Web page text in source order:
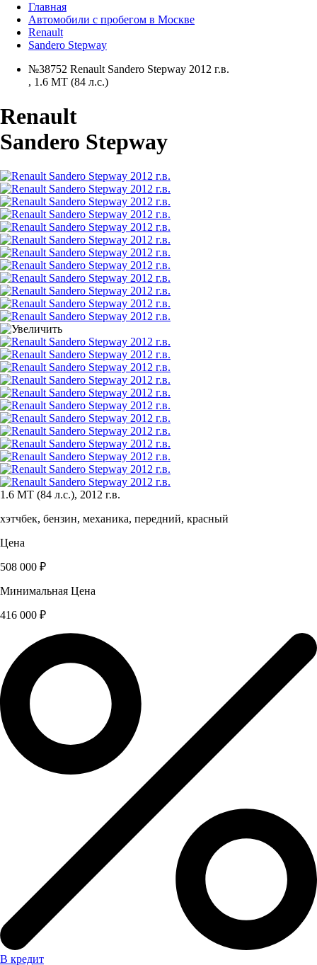
Главная
Автомобили с пробегом в Москве
Renault
Sandero Stepway
№38752 Renault Sandero Stepway 2012 г.в.
, 1.6 MT (84 л.с.)
Renault
Sandero Stepway
1.6 MT (84 л.с.), 2012 г.в.
хэтчбек, бензин, механика, передний, красный
Цена
508 000 ₽
Минимальная Цена
416 000 ₽
В кредит